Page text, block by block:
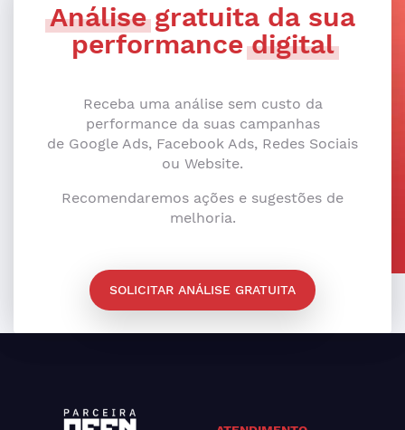
Análisegratuita da sua
performancedigital
Receba uma análise sem custo da
performance da suas campanhas
de Google Ads, Facebook Ads, Redes Sociais
ou Website.
Recomendaremos ações e sugestões de
melhoria.
SOLICITAR ANÁLISE GRATUITA